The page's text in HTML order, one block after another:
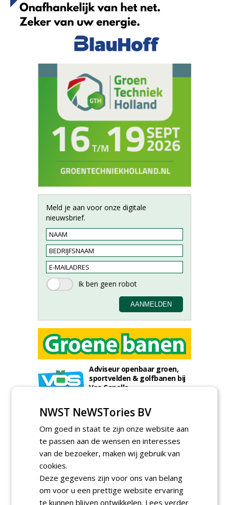
Meld je aan voor onze digitale
nieuwsbrief.
Adviseur openbaar groen,
sportvelden & golfbanen bij
Vos Capelle
Accountmanager Nederland
bij Dabekausen
15-07-2026, Nederweert
Projectcoördinator milieu en
saneringen JdB groep
Werkvoorbereider /
calculator Groendaken bij
Wallaard
NWST NeWSTories BV
Om goed in staat te zijn onze website aan
te passen aan de wensen en interesses
van de bezoeker, maken wij gebruik van
cookies.
Deze gegevens zijn voor ons van belang
om voor u een prettige website ervaring
te kunnen blijven ontwikkelen. Lees verder